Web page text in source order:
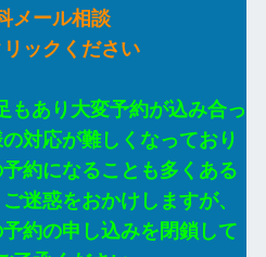
メール相談
ックください
もあり大変予約が込み合っ
対応が難しくなっており
約になることも多くある
迷惑をおかけしますが、
約の申し込みを閉鎖して